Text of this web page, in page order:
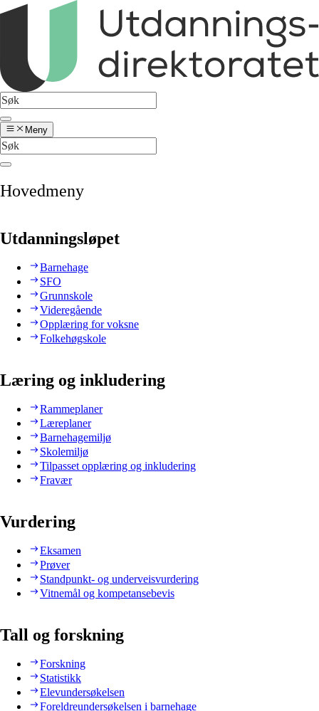
Meny
Hovedmeny
Utdanningsløpet
Barnehage
SFO
Grunnskole
Videregående
Opplæring for voksne
Folkehøgskole
Læring og inkludering
Rammeplaner
Læreplaner
Barnehagemiljø
Skolemiljø
Tilpasset opplæring og inkludering
Fravær
Vurdering
Eksamen
Prøver
Standpunkt- og underveisvurdering
Vitnemål og kompetansebevis
Tall og forskning
Forskning
Statistikk
Elevundersøkelsen
Foreldreundersøkelsen i barnehage